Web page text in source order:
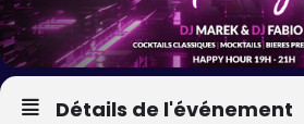
Détails de l'événement